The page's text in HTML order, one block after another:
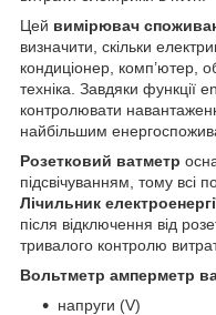
Цей вимірювач
визначити, скільки
кондиціонер, комп’ютер,
техніка. Завдяки функції
контролювати
найбільшим
Розетковий ватметр
підсвічуванням, тому всі
Лічильник
після відключення від
тривалого контролю
Вольтметр амперметр
напруги (V)